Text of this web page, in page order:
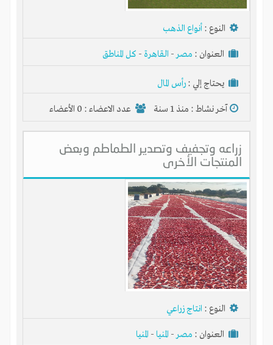
النوع : أنواع الذهب
العنوان : مصر- القاهرة - كل المناطق
يحتاج إلي : رأس المال
آخر نشاط : منذ 1 سنة عدد الاعضاء : 0 الأعضاء
زراعه وتجفيف وتصدير الطماطم وبعض
المنتجات الأخرى
النوع : انتاج زراعي
العنوان : مصر- المنيا- المنيا